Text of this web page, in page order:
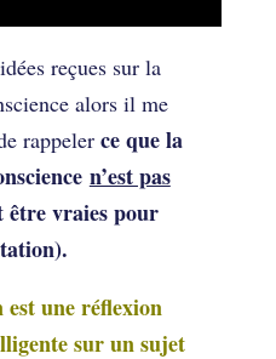
reçues sur la
alors il me
rappeler ce que la
n’est pas
être vraies pour
une réflexion
sur un sujet